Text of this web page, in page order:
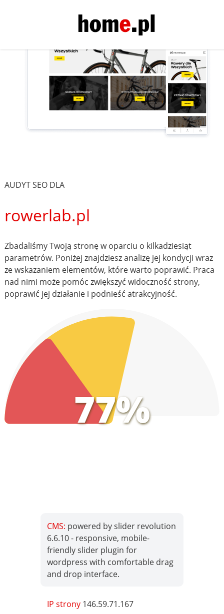
AUDYT SEO DLA
rowerlab.pl
Zbadaliśmy Twoją stronę w oparciu o kilkadziesiąt
parametrów. Poniżej znajdziesz analizę jej kondycji wraz
ze wskazaniem elementów, które warto poprawić. Praca
nad nimi może pomóc zwiększyć widoczność strony,
poprawić jej działanie i podnieść atrakcyjność.
77%
CMS: powered by slider revolution
6.6.10 - responsive, mobile-
friendly slider plugin for
wordpress with comfortable drag
and drop interface.
IP strony 146.59.71.167